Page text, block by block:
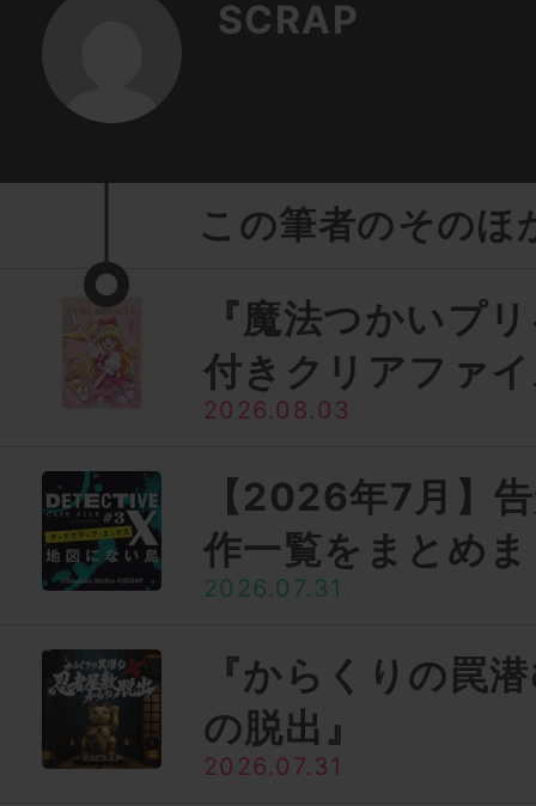
SCRAP
この筆者のそのほ
『魔法つかいプ
付きクリアファ
2026.08.03
【2026年7月】
作一覧をまとめ
2026.07.31
『からくりの罠
の脱出』
2026.07.31